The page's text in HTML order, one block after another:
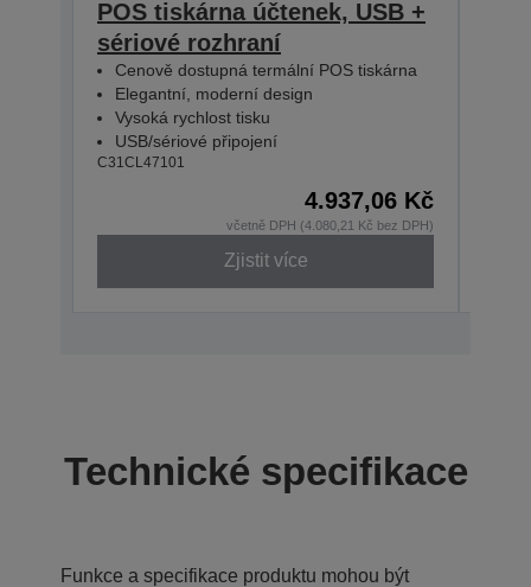
POS tiskárna účtenek, USB +
sériové rozhraní
Cenově dostupná termální POS tiskárna
Elegantní, moderní design
Vysoká rychlost tisku
USB/sériové připojení
C31CL47101
4.937,06 Kč
včetně DPH (4.080,21 Kč bez DPH)
Zjistit více
Technické specifikace
Funkce a specifikace produktu mohou být